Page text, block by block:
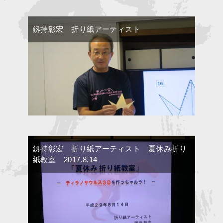
釼持彰宏 折り紙アーティスト
釼持彰宏 折り紙アーティスト 夏休み折り
紙教室 2017.8.14